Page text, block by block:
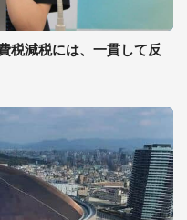
税減税には、一貫して反